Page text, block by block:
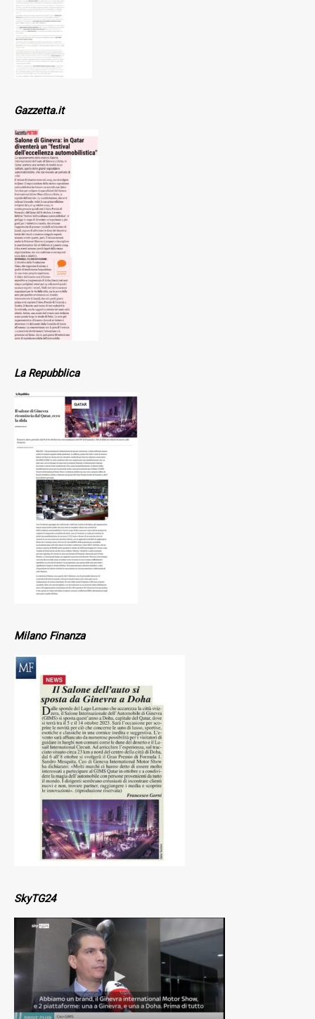
Gazzetta.it
La Repubblica
Milano Finanza
SkyTG24